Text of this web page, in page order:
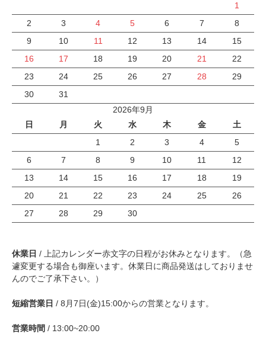
1
2
3 4 5 6 7
8
9
10 11 12 13 14
15
16
17 18 19 20 21
22
23
24 25 26 27 28
29
30
31
2026年9月
日
月 火 水 木 金
土
1
2 3 4
5
6
7 8 9 10 11
12
13
14 15 16 17 18
19
20
21 22 23 24 25
26
27
28 29 30
休業日 / 上記カレンダー赤文字の日程がお休みとなります。（急
遽変更する場合も御座います。休業日に商品発送はしておりませ
んのでご了承下さい。）
短縮営業日 / 8月7日(金)15:00からの営業となります。
営業時間 / 13:00~20:00